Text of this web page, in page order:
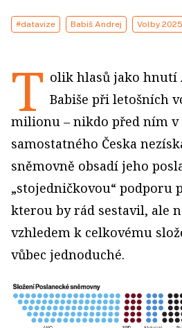
#datavize Babiš Andrej Volby 2025
T olik hlasů jako hnutí
Babiše při letošních
milionu – nikdo před ním
samostatného Česka
sněmovně obsadí jeho
„stojedničkovou“ podporu
kterou by rád sestavil, ale
vzhledem k celkovému
vůbec jednoduché.